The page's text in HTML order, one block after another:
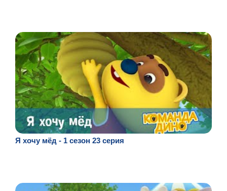
Я хочу мёд - 1 сезон 23 серия